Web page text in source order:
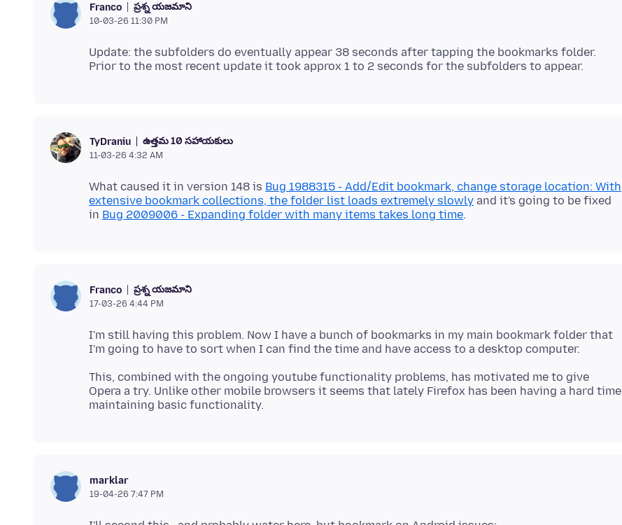
Franco ప్రశ్న యజమాని
10-03-26 11:30 PM
Update: the subfolders do eventually appear 38 seconds after tapping the bookmarks folder.
TyDraniu ఉత్తమ 10 సహాయకులు
11-03-26 4:32 AM
What caused it in version 148 is Bug 1988315 - Add/Edit bookmark, change storage location: With
extensive bookmark collections, the folder list loads extremely slowly and it's going to be fixed
in Bug 2009006 - Expanding folder with many items takes long time
Franco ప్రశ్న యజమాని
17-03-26 4:44 PM
I'm still having this problem. Now I have a bunch of bookmarks in my main bookmark folder that
This, combined with the ongoing youtube functionality problems, has motivated me to give
Opera a try. Unlike other mobile browsers it seems that lately Firefox has been having a hard time
marklar
19-04-26 7:47 PM